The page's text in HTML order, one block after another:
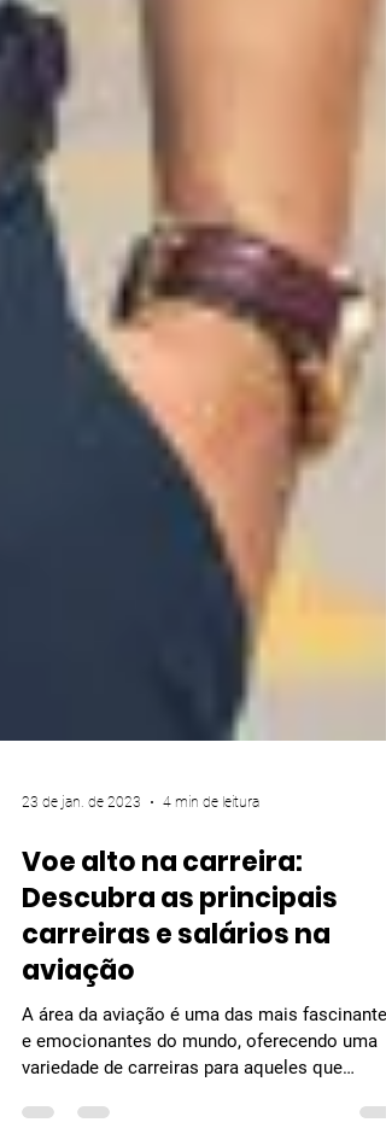
23 de jan. de 2023 4 min de leitura
Voe alto na carreira:
Descubra as principais
carreiras e salários na
aviação
A área da aviação é uma das mais fascinantes